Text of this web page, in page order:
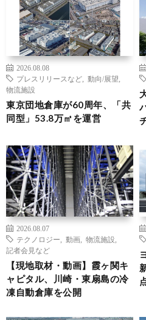
2026.08.08
プレスリリースなど
動向/展望
物流施設
東京団地倉庫が60周年、「共
同型」53.8万㎡を運営
2026.08.07
テクノロジー
動画 物流施設
記者会見など
【現地取材・動画】霞ヶ関キ
ャピタル、川崎・東扇島の冷
凍自動倉庫を公開